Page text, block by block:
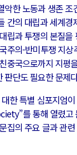
악한 노동과 생존 조
간의 대립과 세계경
립과 투쟁의 본질을
주의-반미투쟁 지
중국으로까지 지평
판단도 필요한 문제
한 특별 심포지엄
를 통해 열렸고
집의 주요 글과 관